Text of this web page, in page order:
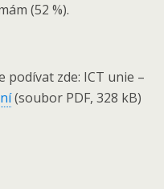
(52 %).
podívat zde: ICT unie –
(soubor PDF, 328 kB)